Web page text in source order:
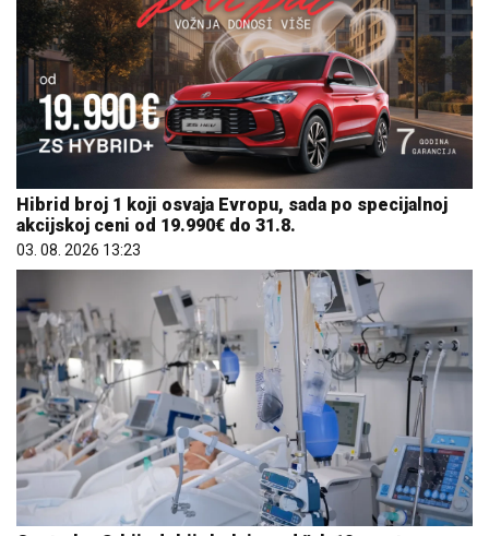
Hibrid broj 1 koji osvaja Evropu, sada po specijalnoj
akcijskoj ceni od 19.990€ do 31.8.
03. 08. 2026 13:23